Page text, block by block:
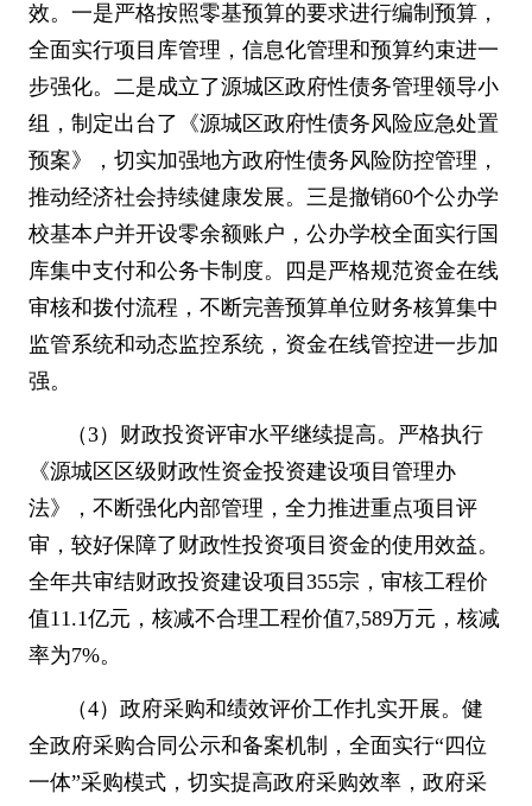
效。一是严格按照零基预算的要求进行编制预算，
全面实行项目库管理，信息化管理和预算约束进一
步强化。二是成立了源城区政府性债务管理领导小
组，制定出台了《源城区政府性债务风险应急处置
预案》，切实加强地方政府性债务风险防控管理，
推动经济社会持续健康发展。三是撤销60个公办学
校基本户并开设零余额账户，公办学校全面实行国
库集中支付和公务卡制度。四是严格规范资金在线
审核和拨付流程，不断完善预算单位财务核算集中
监管系统和动态监控系统，资金在线管控进一步加
强。
（3）财政投资评审水平继续提高。严格执行
《源城区区级财政性资金投资建设项目管理办
法》，不断强化内部管理，全力推进重点项目评
审，较好保障了财政性投资项目资金的使用效益。
全年共审结财政投资建设项目 355宗，审核工程价
值11.1亿元，核减不合理工程价值7,589万元，核减
率为7%。
（4）政府采购和绩效评价工作扎实开展。健
全政府采购合同公示和备案机制，全面实行“四位
一体”采购模式，切实提高政府采购效率，政府采